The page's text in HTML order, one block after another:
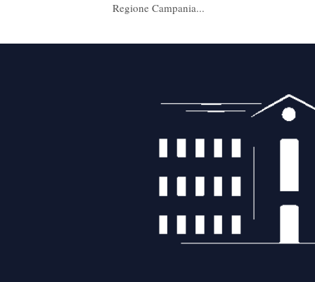
Regione Campania...